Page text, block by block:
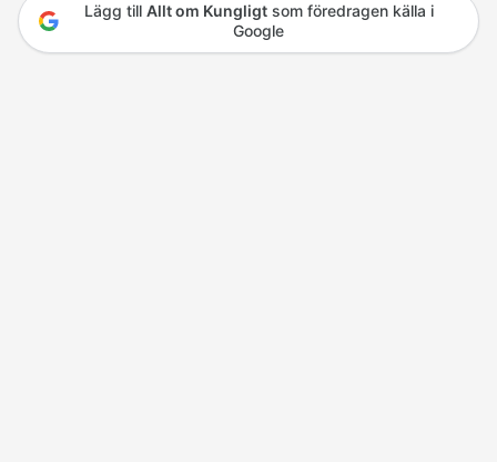
Lägg till Allt om Kungligtsom föredragen källa i
Google